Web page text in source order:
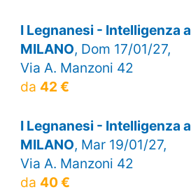
I Legnanesi - Intelligenza
MILANO, Dom 17/01/27,
Via A. Manzoni 42
da 42 €
I Legnanesi - Intelligenza
MILANO, Mar 19/01/27,
Via A. Manzoni 42
da 40 €